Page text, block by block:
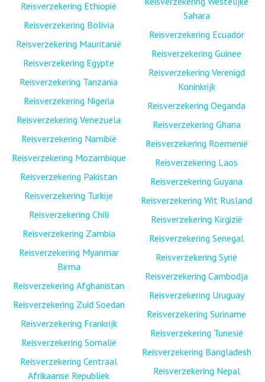
Reisverzekering Ethiopië
Reisverzekering Bolivia
Reisverzekering Mauritanië
Reisverzekering Egypte
Reisverzekering Tanzania
Reisverzekering Nigeria
Reisverzekering Venezuela
Reisverzekering Namibië
Reisverzekering Mozambique
Reisverzekering Pakistan
Reisverzekering Turkije
Reisverzekering Chili
Reisverzekering Zambia
Reisverzekering Myanmar
Birma
Reisverzekering Afghanistan
Reisverzekering Zuid Soedan
Reisverzekering Frankrijk
Reisverzekering Somalië
Reisverzekering Centraal
Afrikaanse Republiek
Sahara
Reisverzekering Ecuador
Reisverzekering Guinee
Reisverzekering Verenigd
Koninkrijk
Reisverzekering Oeganda
Reisverzekering Ghana
Reisverzekering Roemenië
Reisverzekering Laos
Reisverzekering Guyana
Reisverzekering Wit Rusland
Reisverzekering Kirgizië
Reisverzekering Senegal
Reisverzekering Syrië
Reisverzekering Cambodja
Reisverzekering Uruguay
Reisverzekering Suriname
Reisverzekering Tunesië
Reisverzekering Bangladesh
Reisverzekering Nepal